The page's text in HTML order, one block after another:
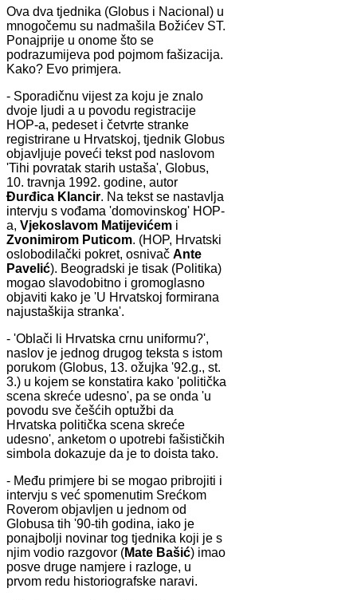
Ova dva tjednika (Globus i Nacional) u
mnogočemu su nadmašila Božićev ST.
Ponajprije u onome što se
podrazumijeva pod pojmom fašizacija.
Kako? Evo primjera.
- Sporadičnu vijest za koju je znalo
dvoje ljudi a u povodu registracije
HOP-a, pedeset i četvrte stranke
registrirane u Hrvatskoj, tjednik Globus
objavljuje poveći tekst pod naslovom
'Tihi povratak starih ustaša', Globus,
10. travnja 1992. godine, autor
Đurđica Klancir. Na tekst se nastavlja
intervju s vođama 'domovinskog' HOP-
a, Vjekoslavom Matijevićem i
Zvonimirom Puticom. (HOP, Hrvatski
oslobodilački pokret, osnivač Ante
Pavelić). Beogradski je tisak (Politika)
mogao slavodobitno i gromoglasno
objaviti kako je 'U Hrvatskoj formirana
najustaškija stranka'.
- 'Oblači li Hrvatska crnu uniformu?',
naslov je jednog drugog teksta s istom
porukom (Globus, 13. ožujka '92.g., st.
3.) u kojem se konstatira kako 'politička
scena skreće udesno', pa se onda 'u
povodu sve češćih optužbi da
Hrvatska politička scena skreće
udesno', anketom o upotrebi fašističkih
simbola dokazuje da je to doista tako.
- Među primjere bi se mogao pribrojiti i
intervju s već spomenutim Srećkom
Roverom objavljen u jednom od
Globusa tih '90-tih godina, iako je
ponajbolji novinar tog tjednika koji je s
njim vodio razgovor (Mate Bašić) imao
posve druge namjere i razloge, u
prvom redu historiografske naravi.